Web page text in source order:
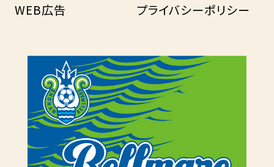
WEB広告
プライバシーポリシー